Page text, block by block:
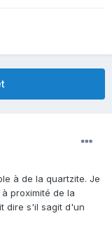
à de la quartzite. Je
proximité de la
dire s'il sagit d'un